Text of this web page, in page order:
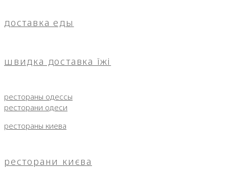
доставка еды
швидка доставка їжі
рестораны одессы
ресторани одеси
рестораны киева
ресторани києва